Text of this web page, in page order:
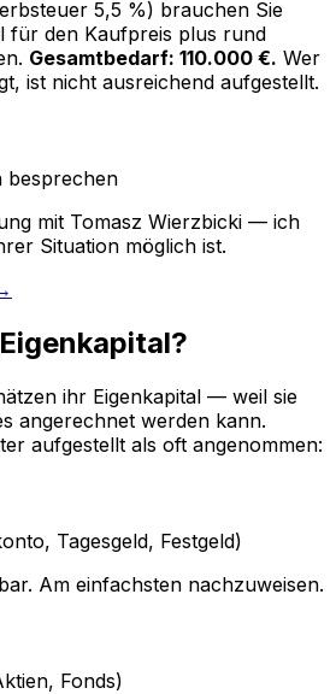
5,5 %) brauchen Sie
für den Kaufpreis plus rund
Gesamtbedarf: 110.000 €. Wer
ist nicht ausreichend aufgestellt.
besprechen
mit Tomasz Wierzbicki — ich
Situation möglich ist.
ihr Eigenkapital — weil sie
angerechnet werden kann.
aufgestellt als oft angenommen:
Tagesgeld, Festgeld)
Am einfachsten nachzuweisen.
Fonds)